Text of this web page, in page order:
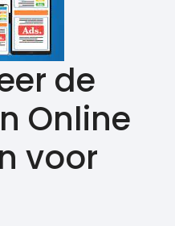
de
Online
voor